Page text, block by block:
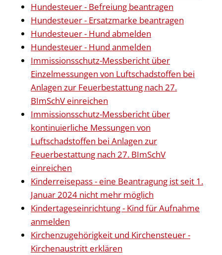
Hundesteuer - Befreiung beantragen
Hundesteuer - Ersatzmarke beantragen
Hundesteuer - Hund abmelden
Hundesteuer - Hund anmelden
Immissionsschutz-Messbericht über
Einzelmessungen von Luftschadstoffen bei
Anlagen zur Feuerbestattung nach 27.
BImSchV einreichen
Immissionsschutz-Messbericht über
kontinuierliche Messungen von
Luftschadstoffen bei Anlagen zur
Feuerbestattung nach 27. BImSchV
einreichen
Kinderreisepass - eine Beantragung ist seit 1.
Januar 2024 nicht mehr möglich
Kindertageseinrichtung - Kind für Aufnahme
anmelden
Kirchenzugehörigkeit und Kirchensteuer -
Kirchenaustritt erklären